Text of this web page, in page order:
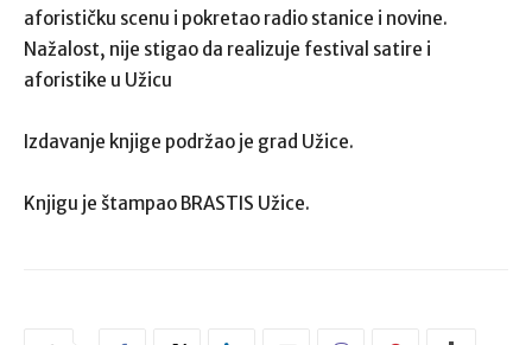
aforističku scenu i pokretao radio stanice i novine.
Nažalost, nije stigao da realizuje festival satire i
aforistike u Užicu
Izdavanje knjige podržao je grad Užice.
Knjigu je štampao BRASTIS Užice.